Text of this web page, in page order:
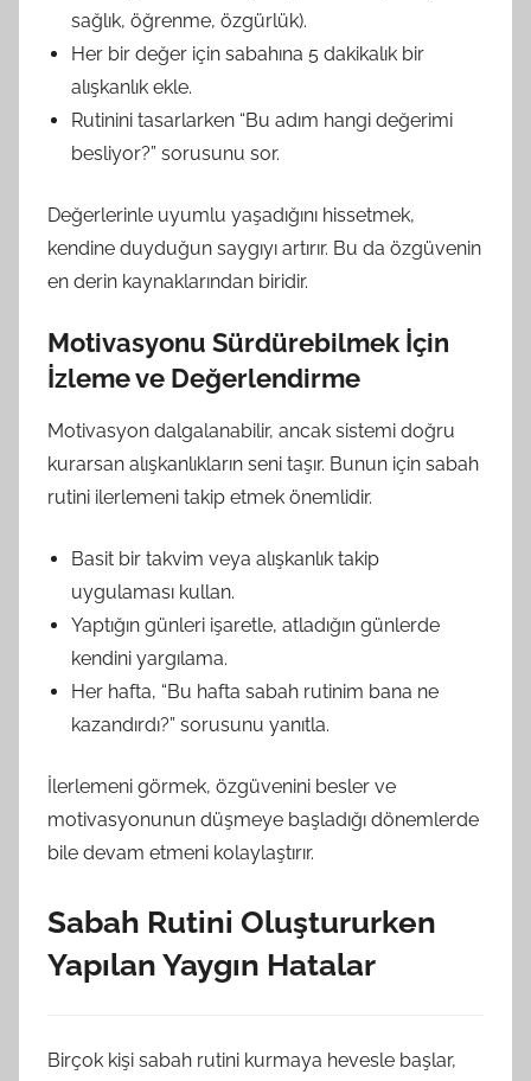
sağlık, öğrenme, özgürlük).
Her bir değer için sabahına 5 dakikalık bir
alışkanlık ekle.
Rutinini tasarlarken “Bu adım hangi değerimi
besliyor?” sorusunu sor.
Değerlerinle uyumlu yaşadığını hissetmek,
kendine duyduğun saygıyı artırır. Bu da özgüvenin
en derin kaynaklarından biridir.
Motivasyonu Sürdürebilmek İçin
İzleme ve Değerlendirme
Motivasyon dalgalanabilir, ancak sistemi doğru
kurarsan alışkanlıkların seni taşır. Bunun için sabah
rutini ilerlemeni takip etmek önemlidir.
Basit bir takvim veya alışkanlık takip
uygulaması kullan.
Yaptığın günleri işaretle, atladığın günlerde
kendini yargılama.
Her hafta, “Bu hafta sabah rutinim bana ne
kazandırdı?” sorusunu yanıtla.
İlerlemeni görmek, özgüvenini besler ve
motivasyonunun düşmeye başladığı dönemlerde
bile devam etmeni kolaylaştırır.
Sabah Rutini Oluştururken
Yapılan Yaygın Hatalar
Birçok kişi sabah rutini kurmaya hevesle başlar,